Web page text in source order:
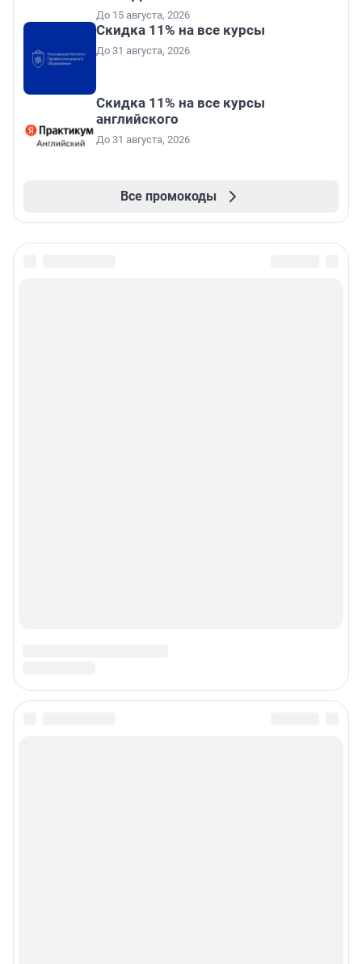
До 15 августа, 2026
Скидка 11% на все курсы
До 31 августа, 2026
Скидка 11% на все курсы
английского
До 31 августа, 2026
Все промокоды